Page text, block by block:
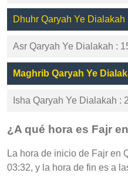
Dhuhr Qaryah Ye Dialakah
Asr Qaryah Ye Dialakah :
Maghrib Qaryah Ye
Isha Qaryah Ye Dialakah :
¿A qué hora es Fajr
La hora de inicio de Fajr en
03:32, y la hora de fin es a